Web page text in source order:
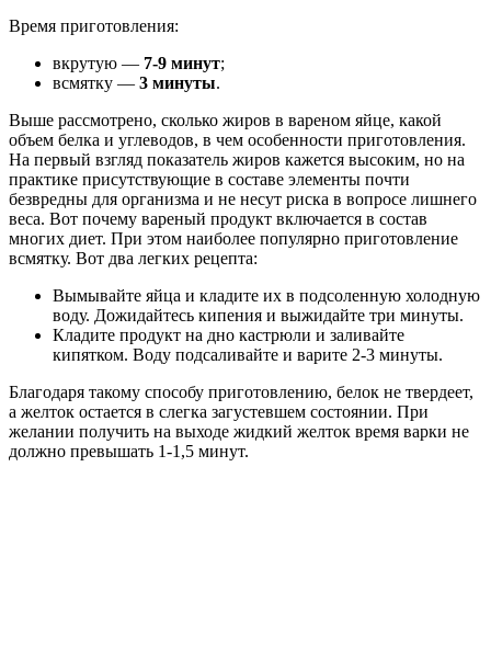
Время приготовления:
вкрутую — 7-9 минут;
всмятку — 3 минуты.
Выше рассмотрено, сколько жиров в вареном яйце, какой
объем белка и углеводов, в чем особенности приготовления.
На первый взгляд показатель жиров кажется высоким, но на
практике присутствующие в составе элементы почти
безвредны для организма и не несут риска в вопросе лишнего
веса. Вот почему вареный продукт включается в состав
многих диет. При этом наиболее популярно приготовление
всмятку. Вот два легких рецепта:
Вымывайте яйца и кладите их в подсоленную холодную
воду. Дожидайтесь кипения и выжидайте три минуты.
Кладите продукт на дно кастрюли и заливайте
кипятком. Воду подсаливайте и варите 2-3 минуты.
Благодаря такому способу приготовлению, белок не твердеет,
а желток остается в слегка загустевшем состоянии. При
желании получить на выходе жидкий желток время варки не
должно превышать 1-1,5 минут.